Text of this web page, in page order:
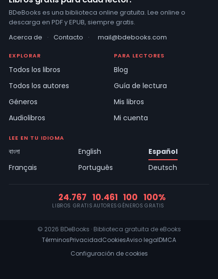
BDeBooks es una biblioteca online gratuita. Lee online o
descarga en PDF y EPUB, siempre gratis.
Acerca de
· Contacto · mail@bdebooks.com
EXPLORAR
Todos los libros
Todos los autores
Géneros
Audiolibros
PARA LECTORES
Blog
Guía de lectura
Mis libros
Mi cuenta
LEE EN TU IDIOMA
বাংলা English
Español
Français
Português Deutsch
24.767
LIBROS GRATIS
10.461
AUTORES
100
GÉNEROS
100%
GRATIS
© 2026 BDeBooks · Biblioteca gratuita de eBooks
TérminosPrivacidadCookiesAviso legalDMCA
Configuración de cookies